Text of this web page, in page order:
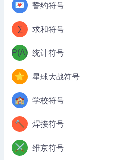
💌 誓约符号
∑ 求和符号
P(A) 统计符号
⭐ 星球大战符号
🏫 学校符号
🔨 焊接符号
⚔️ 维京符号